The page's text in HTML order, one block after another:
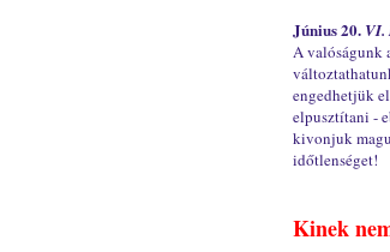
Június 20. VI.
A valóságunk
engedhetjük
elpusztítani -
kivonjuk
időtlenséget!
Kinek